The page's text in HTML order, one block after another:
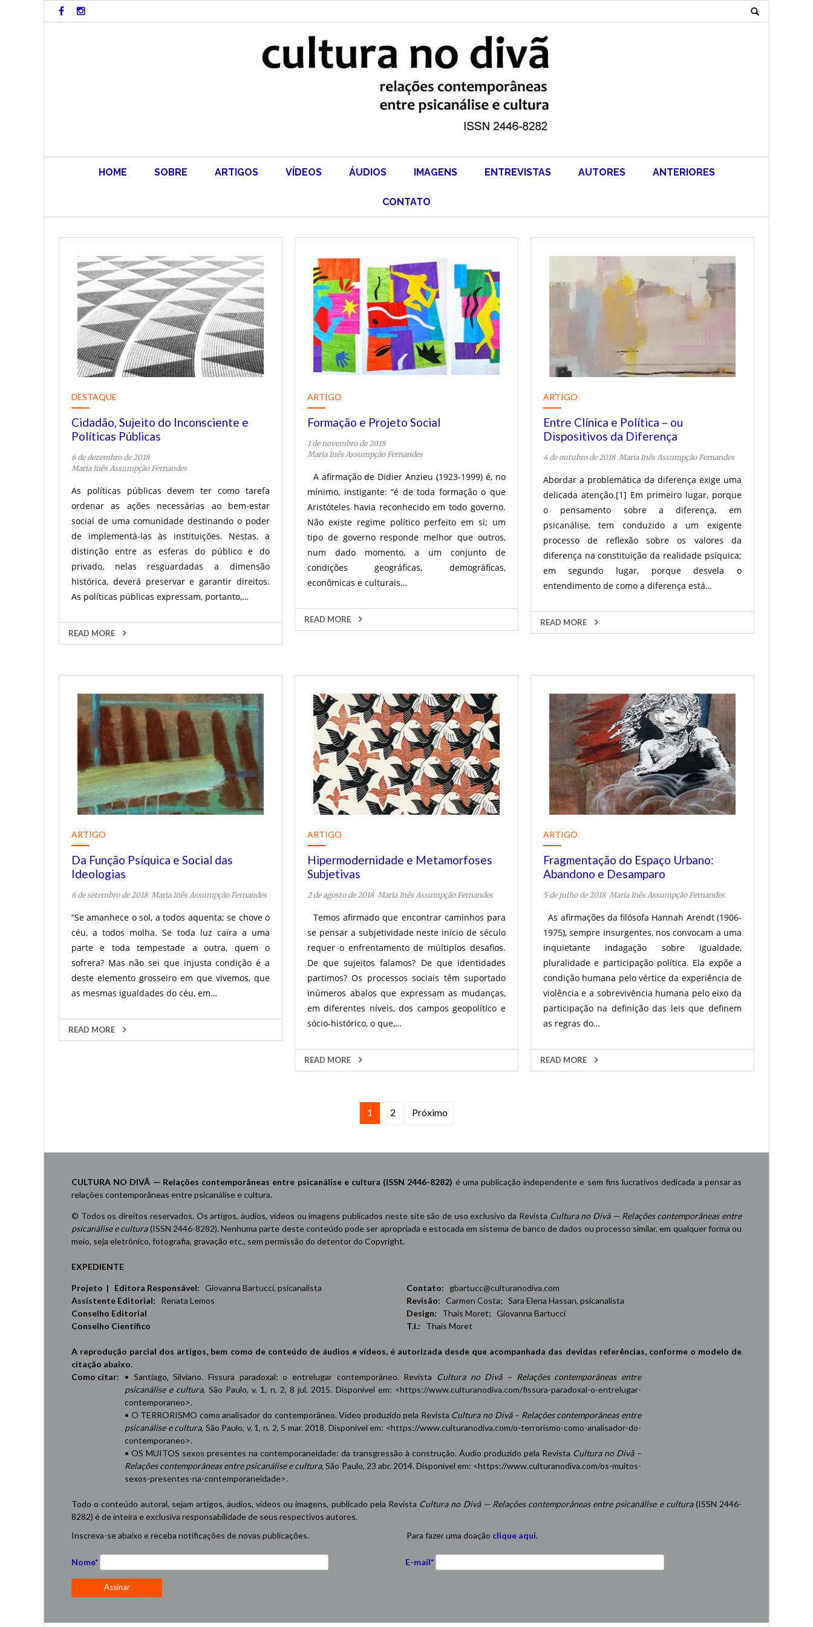
Skip
to
Search
for:
HOME SOBRE ARTIGOS VÍDEOS ÁUDIOS IMAGENS ENTREVISTAS AUTORES ANTERIORES
CONTATO
DESTAQUE
Cidadão, Sujeito do Inconsciente e
Políticas Públicas
6 de dezembro de 2018
Maria Inês Assumpção Fernandes
As políticas públicas devem ter como tarefa
ordenar as ações necessárias ao bem-estar
social de uma comunidade destinando o poder
de implementá-las às instituições. Nestas, a
distinção entre as esferas do público e do
privado, nelas resguardadas a dimensão
histórica, deverá preservar e garantir direitos.
As políticas públicas expressam, portanto,…
READ MORE
ARTIGO
Formação e Projeto Social
1 de novembro de 2018
Maria Inês Assumpção Fernandes
A afirmação de Didier Anzieu (1923-1999) é, no
mínimo, instigante: “é de toda formação o que
Aristóteles havia reconhecido em todo governo.
Não existe regime político perfeito em si; um
tipo de governo responde melhor que outros,
num dado momento, a um conjunto de
condições geográficas, demográficas,
econômicas e culturais…
READ MORE
ARTIGO
Entre Clínica e Política – ou
Dispositivos da Diferença
4 de outubro de 2018 Maria Inês Assumpção Fernandes
Abordar a problemática da diferença exige uma
delicada atenção.[1] Em primeiro lugar, porque
o pensamento sobre a diferença, em
psicanálise, tem conduzido a um exigente
processo de reflexão sobre os valores da
diferença na constituição da realidade psíquica;
em segundo lugar, porque desvela o
entendimento de como a diferença está…
READ MORE
ARTIGO
Da Função Psíquica e Social das
Ideologias
6 de setembro de 2018 Maria Inês Assumpção Fernandes
“Se amanhece o sol, a todos aquenta; se chove o
céu, a todos molha. Se toda luz caíra a uma
parte e toda tempestade a outra, quem o
sofrera? Mas não sei que injusta condição é a
deste elemento grosseiro em que vivemos, que
as mesmas igualdades do céu, em…
READ MORE
ARTIGO
Hipermodernidade e Metamorfoses
Subjetivas
2 de agosto de 2018 Maria Inês Assumpção Fernandes
Temos afirmado que encontrar caminhos para
se pensar a subjetividade neste início de século
requer o enfrentamento de múltiplos desafios.
De que sujeitos falamos? De que identidades
partimos? Os processos sociais têm suportado
inúmeros abalos que expressam as mudanças,
em diferentes níveis, dos campos geopolítico e
sócio-histórico, o que,…
READ MORE
ARTIGO
Fragmentação do Espaço Urbano:
Abandono e Desamparo
5 de julho de 2018 Maria Inês Assumpção Fernandes
As afirmações da filósofa Hannah Arendt (1906-
1975), sempre insurgentes, nos convocam a uma
inquietante indagação sobre igualdade,
pluralidade e participação política. Ela expõe a
condição humana pelo vértice da experiência de
violência e a sobrevivência humana pelo eixo da
participação na definição das leis que definem
as regras do…
READ MORE
posts
1 2 Próximo
CULTURA NO DIVÃ — Relações contemporâneas entre psicanálise e cultura (ISSN 2446-8282) é uma publicação independente e sem fins lucrativos dedicada a pensar as
relações contemporâneas entre psicanálise e cultura.
© Todos os direitos reservados. Os artigos, áudios, vídeos ou imagens publicados neste site são de uso exclusivo da Revista Cultura no Divã — Relações contemporâneas entre
psicanálise e cultura(ISSN 2446-8282). Nenhuma parte deste conteúdo pode ser apropriada e estocada em sistema de banco de dados ou processo similar, em qualquer forma ou
meio, seja eletrônico, fotografia, gravação etc., sem permissão do detentor do Copyright.
EXPEDIENTE
Projeto | Editora Responsável: Giovanna Bartucci, psicanalista
Assistente Editorial: Renata Lemos
Conselho Editorial
Conselho Científico
Contato: gbartucc@culturanodiva.com
Revisão: Carmen Costa; Sara Elena Hassan, psicanalista
Design: Thaís Moret; Giovanna Bartucci
T.I.: Thaís Moret
A reprodução parcial dos artigos, bem como de conteúdo de áudios e vídeos, é autorizada desde que acompanhada das devidas referências, conforme o modelo de
citação abaixo.
Como citar:
• Santiago, Silviano. Fissura paradoxal: o entrelugar contemporâneo. Revista Cultura no Divã – Relações contemporâneas entre
psicanálise e cultura, São Paulo, v. 1, n. 2, 8 jul. 2015. Disponível em: <https://www.culturanodiva.com/fissura-paradoxal-o-entrelugar-
contemporaneo>.
• O TERRORISMO como analisador do contemporâneo. Vídeo produzido pela Revista Cultura no Divã – Relações contemporâneas entre
psicanálise e cultura, São Paulo, v. 1, n. 2, 5 mar. 2018. Disponível em: <https://www.culturanodiva.com/o-terrorismo-como-analisador-do-
contemporaneo>.
• OS MUITOS sexos presentes na contemporaneidade: da transgressão à construção. Áudio produzido pela Revista Cultura no Divã –
Relações contemporâneas entre psicanálise e cultura, São Paulo, 23 abr. 2014. Disponível em: <https://www.culturanodiva.com/os-muitos-
sexos-presentes-na-contemporaneidade>.
Todo o conteúdo autoral, sejam artigos, áudios, vídeos ou imagens, publicado pela Revista Cultura no Divã — Relações contemporâneas entre psicanálise e cultura(ISSN 2446-
8282) é de inteira e exclusiva responsabilidade de seus respectivos autores.
Inscreva-se abaixo e receba notificações de novas publicações.
Para fazer uma doação clique aqui.
Nome* E-mail*